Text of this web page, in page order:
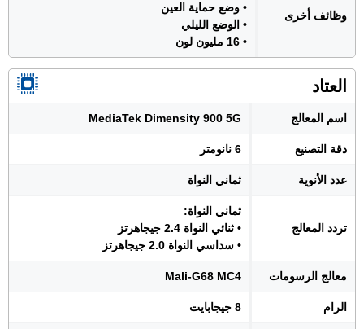
وظائف أخرى
• وضع حماية العين
• الوضع الليلي
• 16 مليون لون
العتاد
اسم المعالج MediaTek Dimensity 900 5G
دقة التصنيع 6 نانومتر
عدد الأنوية ثماني النواة
تردد المعالج
ثماني النواة:
• ثنائي النواة 2.4 جيجاهرتز
• سداسي النواة 2.0 جيجاهرتز
معالج الرسومات Mali-G68 MC4
الرام 8 جيجابايت